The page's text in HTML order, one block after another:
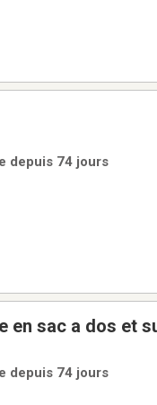
depuis 74 jours
depuis 74 jours